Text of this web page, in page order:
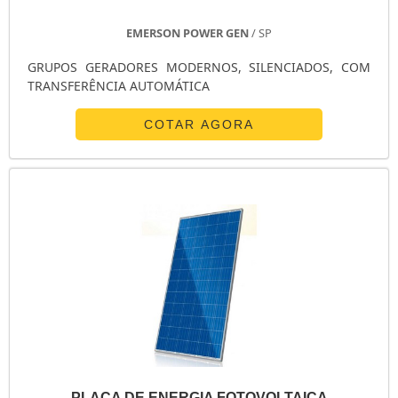
GERADOR 1KVA PARTIDA ELÉTRICA
GERADOR 150 KVA
GERADOR 10KVA DIESEL USADO
FORNECEDOR DE GRUPO GERADOR GASOLINA
FABRICANTES DE GERADORES DE ENERGIA ELÉTRICA
FABRICANTES DE GERADORES A DIESEL
ENERGIA SOLAR RESIDENCIAL PREÇO
EMERSON POWER GEN/ SP
GRUPOS GERADORES MODERNOS, SILENCIADOS, COM
TRANSFERÊNCIA AUTOMÁTICA
COTAR AGORA